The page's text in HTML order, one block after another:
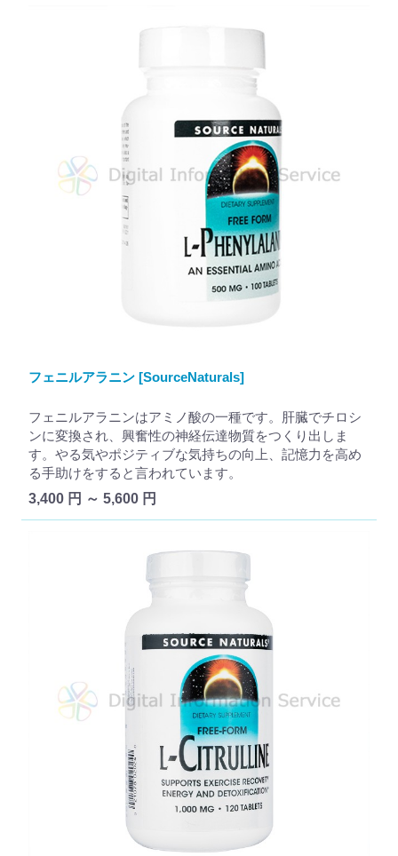
フェニルアラニン [SourceNaturals]
フェニルアラニンはアミノ酸の一種です。肝臓でチロシ
ンに変換され、興奮性の神経伝達物質をつくり出しま
す。やる気やポジティブな気持ちの向上、記憶力を高め
る手助けをすると言われています。
3,400 円 ～ 5,600 円